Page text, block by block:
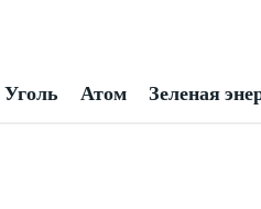
Уголь Атом Зеленая